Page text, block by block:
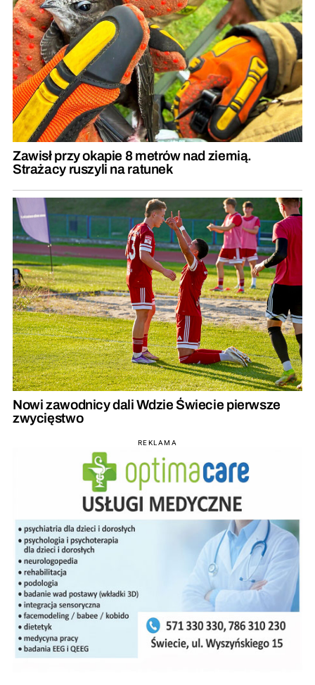
Zawisł przy okapie 8 metrów nad ziemią.
Strażacy ruszyli na ratunek
Nowi zawodnicy dali Wdzie Świecie pierwsze
zwycięstwo
REKLAMA